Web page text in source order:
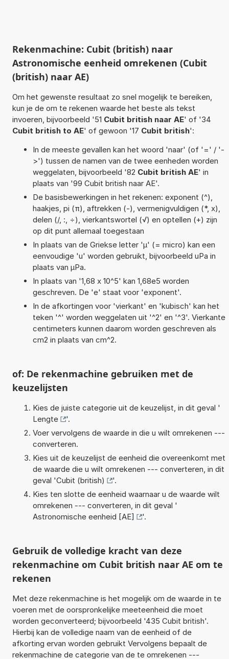
Rekenmachine: Cubit (british) naar
Astronomische eenheid omrekenen (Cubit
(british) naar AE)
Om het gewenste resultaat zo snel mogelijk te bereiken,
kun je de om te rekenen waarde het beste als tekst
invoeren, bijvoorbeeld '51 Cubit british naar AE' of '34
Cubit british to AE' of gewoon '17 Cubit british':
In de meeste gevallen kan het woord 'naar' (of '=' / '-
>') tussen de namen van de twee eenheden worden
weggelaten, bijvoorbeeld '82 Cubit british AE' in
plaats van '99 Cubit british naar AE'.
De basisbewerkingen in het rekenen: exponent (^),
haakjes, pi (π), aftrekken (-), vermenigvuldigen (*, x),
delen (/, :, ÷), vierkantswortel (√) en optellen (+) zijn
op dit punt allemaal toegestaan
In plaats van de Griekse letter 'µ' (= micro) kan een
eenvoudige 'u' worden gebruikt, bijvoorbeeld uPa in
plaats van µPa.
In plaats van '1,68 x 10^5' kan 1,68e5 worden
geschreven. De 'e' staat voor 'exponent'.
In de afkortingen voor 'vierkant' en 'kubisch' kan het
teken '^' worden weggelaten uit '^2' en '^3'. Vierkante
centimeters kunnen daarom worden geschreven als
cm2 in plaats van cm^2.
of: De rekenmachine gebruiken met de
keuzelijsten
Kies de juiste categorie uit de keuzelijst, in dit geval '
Lengte
'.
Voer vervolgens de waarde in die u wilt omrekenen ---
converteren.
Kies uit de keuzelijst de eenheid die overeenkomt met
de waarde die u wilt omrekenen --- converteren, in dit
geval 'Cubit (british)
'.
Kies ten slotte de eenheid waarnaar u de waarde wilt
omrekenen --- converteren, in dit geval '
Astronomische eenheid [AE]
'.
Gebruik de volledige kracht van deze
rekenmachine om Cubit british naar AE om te
rekenen
Met deze rekenmachine is het mogelijk om de waarde in te
voeren met de oorspronkelijke meeteenheid die moet
worden geconverteerd; bijvoorbeeld '435 Cubit british'.
Hierbij kan de volledige naam van de eenheid of de
afkorting ervan worden gebruikt Vervolgens bepaalt de
rekenmachine de categorie van de te omrekenen ---